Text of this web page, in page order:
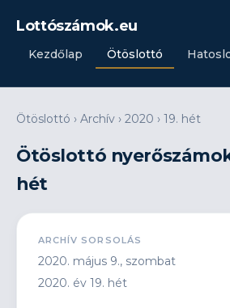
Lottószámok.eu
Kezdőlap Ötöslottó
Ötöslottó › Archív › 2020 › 19. hét
Ötöslottó nyerőszámok
hét
ARCHÍV SORSOLÁS
2020. május 9., szombat
2020. év 19. hét